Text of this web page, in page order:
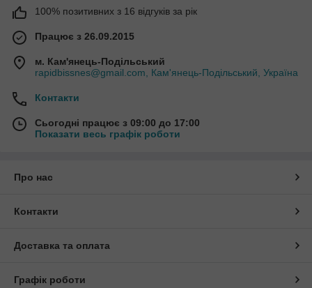
100% позитивних з 16 відгуків за рік
Працює з 26.09.2015
м. Кам'янець-Подільський
rapidbissnes@gmail.com, Кам'янець-Подільський, Україна
Контакти
Сьогодні працює з 09:00 до 17:00
Показати весь графік роботи
Про нас
Контакти
Доставка та оплата
Графік роботи